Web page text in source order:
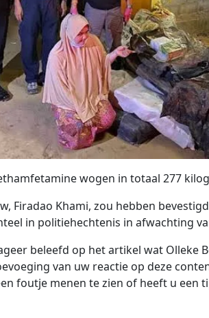
wogen in totaal 277
Firadao Khami, zou hebben
in politiehechtenis in afwachting
beleefd op het artikel wat Olleke
van uw reactie op deze
foutje menen te zien of heeft u een